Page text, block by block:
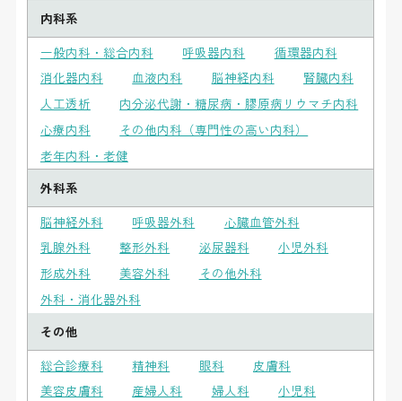
内科系
一般内科・総合内科
呼吸器内科
循環器内科
消化器内科
血液内科 脳神経内科
腎臓内科
人工透析
内分泌代謝・糖尿病・膠原病リウマチ内科
心療内科
その他内科（専門性の高い内科）
老年内科・老健
外科系
脳神経外科
呼吸器外科
心臓血管外科
乳腺外科
整形外科 泌尿器科
小児外科
形成外科
美容外科
その他外科
外科・消化器外科
その他
総合診療科
精神科 眼科
皮膚科
美容皮膚科
産婦人科 婦人科
小児科